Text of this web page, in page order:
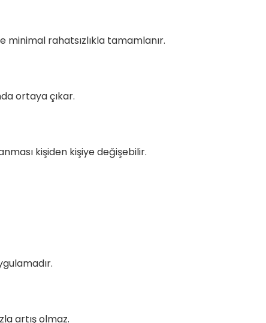
minimal rahatsızlıkla tamamlanır.
ortaya çıkar.
kişiden kişiye değişebilir.
artış olmaz.